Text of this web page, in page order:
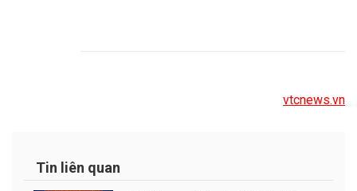
vtcnews.vn
Tin liên quan